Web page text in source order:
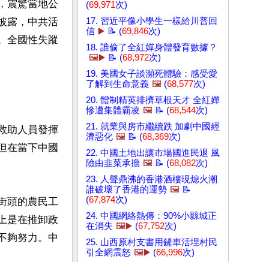
震驚當地公
露，中共活
全國性失蹤
助人員發揮
在當下中國
頭的農民工
是在推卸政
夠努力。中
(69,971次)
17. 習近平像小學生一樣給川普回
信 ▶️ 📝 (69,846次)
18. 誰偷了全紅嬋身體發育數據？
🖼️▶️ 📝 (68,972次)
19. 美國女子談瀕死體驗：感受愛
了解到生命意義 🖼️ (68,577次)
20. 體制精英排擠草根天才 全紅嬋
慘遭集體霸凌 🖼️ 📝 (68,544次)
21. 就業與房市繼續跌 加劇中國經
濟惡化 🖼️ 📝 (68,369次)
22. 中國土地出讓市場國進民退 風
險由韭菜承擔 🖼️ 📝 (68,082次)
23. 人聲鼎沸的香港酒樓現熄火潮
誰破壞了香港的運勢 🖼️ 📝
(67,874次)
24. 中國網絡熱傳：90%小縣城正
在消失 🖼️▶️ (67,752次)
25. 山西原村支書用鏟車活埋村民
引全網震怒 🖼️▶️ (66,996次)